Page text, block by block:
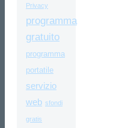
Privacy
programma
gratuito
programma
portatile
servizio
web sfondi
gratis